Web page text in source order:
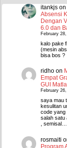
itankjs on
Absensi
Dengan
6.0 dan
February
kalo pake
(mesin
bisa bos ?
ridho on
Empat
GUI
February
saya mau
kesulitan
code yang
salah satu
, semisal…
rosmaiti
Program